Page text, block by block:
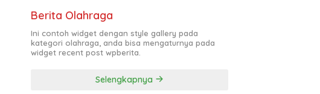
Berita Olahraga
Ini contoh widget dengan style gallery pada
kategori olahraga, anda bisa mengaturnya pada
widget recent post wpberita.
Selengkapnya